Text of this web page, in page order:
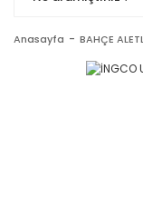
Anasayfa BAHÇE